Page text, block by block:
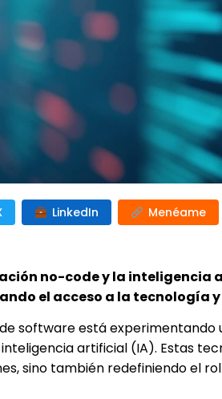
LinkedIn Menéame
no-code y la inteligencia
el acceso a la tecnología
software está
artificial (IA). Estas
sino también redefiniendo el